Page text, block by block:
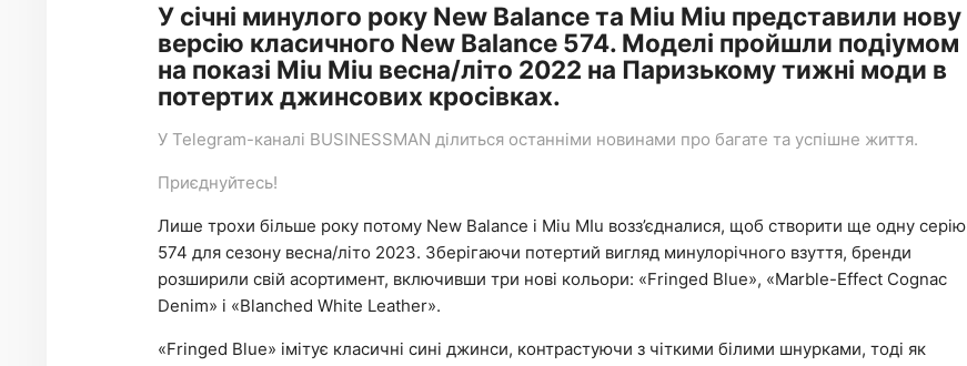
У січні минулого року New Balance та Miu Miu представили нову
версію класичного New Balance 574. Моделі пройшли подіумом
на показі Miu Miu весна/літо 2022 на Паризькому тижні моди в
потертих джинсових кросівках.
У Telegram-каналі BUSINESSMAN ділиться останніми новинами про багате та успішне життя.
Приєднуйтесь!
Лише трохи більше року потому New Balance і Miu MIu возз’єдналися, щоб створити ще одну серію
574 для сезону весна/літо 2023. Зберігаючи потертий вигляд минулорічного взуття, бренди
розширили свій асортимент, включивши три нові кольори: «Fringed Blue», «Marble-Effect Cognac
Denim» і «Blanched White Leather».
«Fringed Blue» імітує класичні сині джинси, контрастуючи з чіткими білими шнурками, тоді як